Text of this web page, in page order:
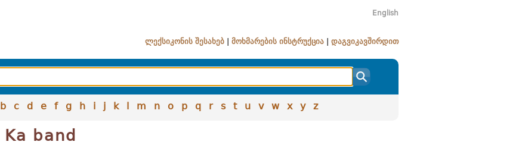
English
ლექსიკონის შესახებ მოხმარების ინსტრუქცია დაგვიკავშირდით
b c d e f g h i j k l m n o p q r s t u v w x y z
Ka band